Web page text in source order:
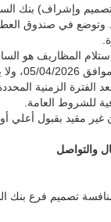
وإشراف) بنك
وتوضع في صندوق
المظاريف هو
يوم الأحد
الفترة الزمنية
للشروط العامة.
غير مقيد بقبول أعلي
والتواصل
تصميم فرع بنك